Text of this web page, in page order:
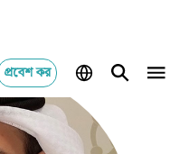
প্রবেশ কর